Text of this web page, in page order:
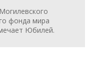
фонда мира
Юбилей.